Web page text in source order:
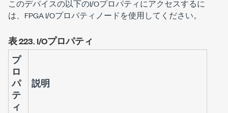
このデバイスの以下のI/Oプロパティにアクセスするに
は、FPGA I/Oプロパティノードを使用してください。
表 223. I/Oプロパティ
プ
ロ
パ
テ
ィ
説明